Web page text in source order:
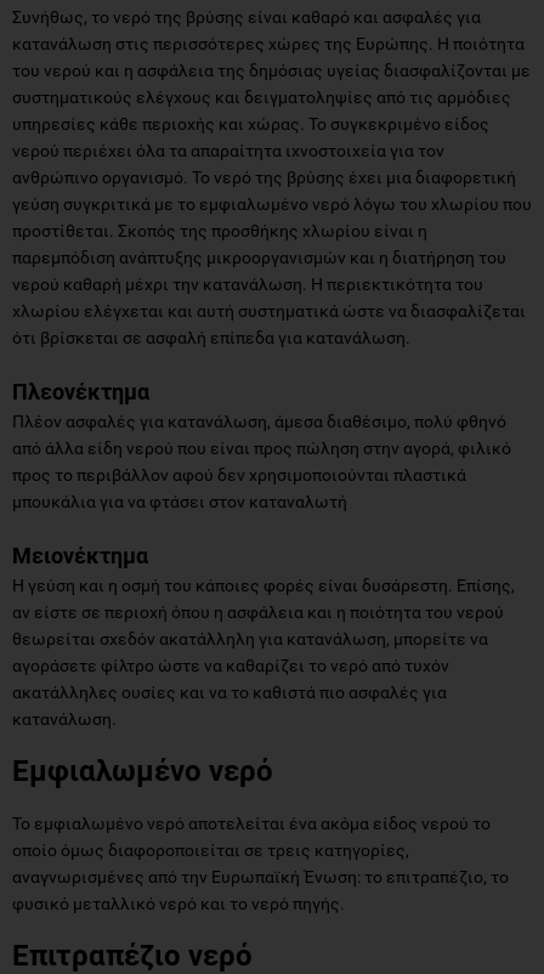
Συνήθως, το νερό της βρύσης είναι καθαρό και ασφαλές για
κατανάλωση στις περισσότερες χώρες της Ευρώπης. Η ποιότητα
του νερού και η ασφάλεια της δημόσιας υγείας διασφαλίζονται με
συστηματικούς ελέγχους και δειγματοληψίες από τις αρμόδιες
υπηρεσίες κάθε περιοχής και χώρας. Το συγκεκριμένο είδος
νερού περιέχει όλα τα απαραίτητα ιχνοστοιχεία για τον
ανθρώπινο οργανισμό. Το νερό της βρύσης έχει μια διαφορετική
γεύση συγκριτικά με το εμφιαλωμένο νερό λόγω του χλωρίου που
προστίθεται. Σκοπός της προσθήκης χλωρίου είναι η
παρεμπόδιση ανάπτυξης μικροοργανισμών και η διατήρηση του
νερού καθαρή μέχρι την κατανάλωση. Η περιεκτικότητα του
χλωρίου ελέγχεται και αυτή συστηματικά ώστε να διασφαλίζεται
ότι βρίσκεται σε ασφαλή επίπεδα για κατανάλωση.
Πλεονέκτημα
Πλέον ασφαλές για κατανάλωση, άμεσα διαθέσιμο, πολύ φθηνό
από άλλα είδη νερού που είναι προς πώληση στην αγορά, φιλικό
προς το περιβάλλον αφού δεν χρησιμοποιούνται πλαστικά
μπουκάλια για να φτάσει στον καταναλωτή
Μειονέκτημα
Η γεύση και η οσμή του κάποιες φορές είναι δυσάρεστη. Επίσης,
αν είστε σε περιοχή όπου η ασφάλεια και η ποιότητα του νερού
θεωρείται σχεδόν ακατάλληλη για κατανάλωση, μπορείτε να
αγοράσετε φίλτρο ώστε να καθαρίζει το νερό από τυχόν
ακατάλληλες ουσίες και να το καθιστά πιο ασφαλές για
κατανάλωση.
Εμφιαλωμένο νερό
Το εμφιαλωμένο νερό αποτελείται ένα ακόμα είδος νερού το
οποίο όμως διαφοροποιείται σε τρεις κατηγορίες,
αναγνωρισμένες από την Ευρωπαϊκή Ένωση: το επιτραπέζιο, το
φυσικό μεταλλικό νερό και το νερό πηγής.
Επιτραπέζιο νερό